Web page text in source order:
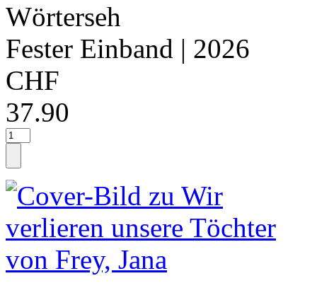
Wörterseh
Fester Einband | 2026
CHF
37.90